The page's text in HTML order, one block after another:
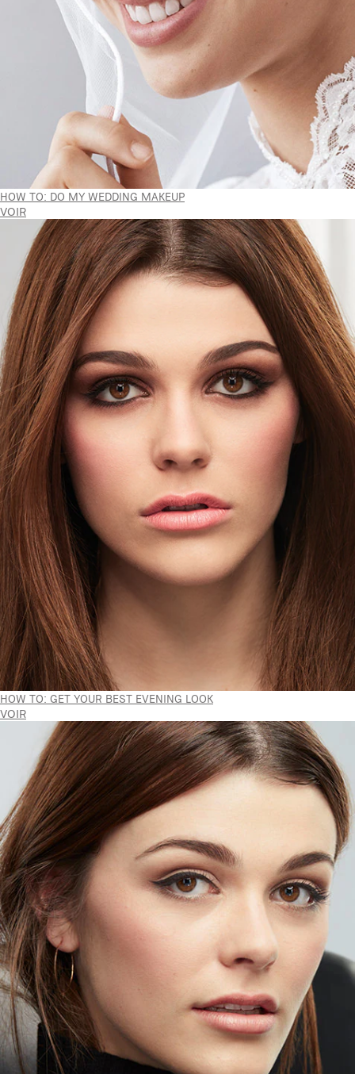
HOW TO: DO MY WEDDING MAKEUP
VOIR
HOW TO: GET YOUR BEST EVENING LOOK
VOIR